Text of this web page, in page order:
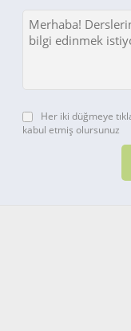
Her iki düğmeye
kabul etmiş olursunuz